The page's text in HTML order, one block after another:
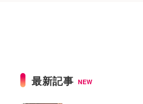
最新記事 NEW